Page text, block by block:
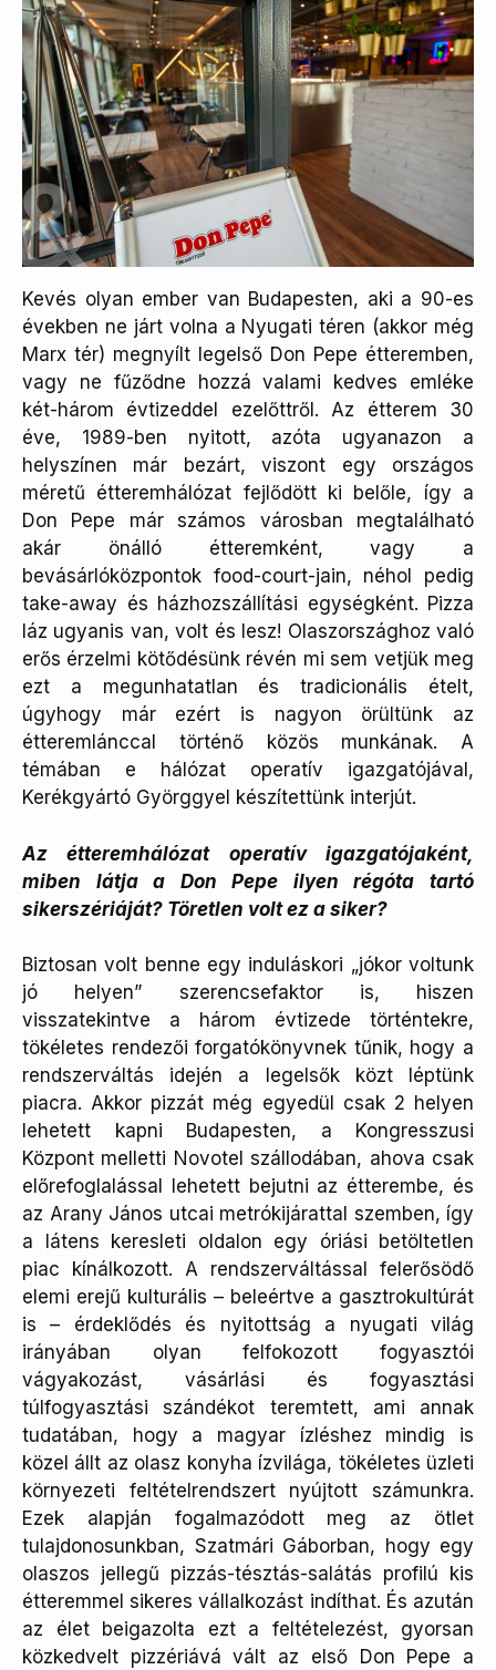
Kevés olyan ember van Budapesten, aki a 90-es
években ne járt volna a Nyugati téren (akkor még
Marx tér) megnyílt legelső Don Pepe étteremben,
vagy ne fűződne hozzá valami kedves emléke
két-három évtizeddel ezelőttről. Az étterem 30
éve, 1989-ben nyitott, azóta ugyanazon a
helyszínen már bezárt, viszont egy országos
méretű étteremhálózat fejlődött ki belőle, így a
Don Pepe már számos városban megtalálható
akár önálló étteremként, vagy a
bevásárlóközpontok food-court-jain, néhol pedig
take-away és házhozszállítási egységként. Pizza
láz ugyanis van, volt és lesz! Olaszországhoz való
erős érzelmi kötődésünk révén mi sem vetjük meg
ezt a megunhatatlan és tradicionális ételt,
úgyhogy már ezért is nagyon örültünk az
étteremlánccal történő közös munkának. A
témában e hálózat operatív igazgatójával,
Kerékgyártó Györggyel készítettünk interjút.
Az étteremhálózat operatív igazgatójaként,
miben látja a Don Pepe ilyen régóta tartó
sikerszériáját? Töretlen volt ez a siker?
Biztosan volt benne egy induláskori „jókor voltunk
jó helyen” szerencsefaktor is, hiszen
visszatekintve a három évtizede történtekre,
tökéletes rendezői forgatókönyvnek tűnik, hogy a
rendszerváltás idején a legelsők közt léptünk
piacra. Akkor pizzát még egyedül csak 2 helyen
lehetett kapni Budapesten, a Kongresszusi
Központ melletti Novotel szállodában, ahova csak
előrefoglalással lehetett bejutni az étterembe, és
az Arany János utcai metrókijárattal szemben, így
a látens keresleti oldalon egy óriási betöltetlen
piac kínálkozott. A rendszerváltással felerősödő
elemi erejű kulturális – beleértve a gasztrokultúrát
is – érdeklődés és nyitottság a nyugati világ
irányában olyan felfokozott fogyasztói
vágyakozást, vásárlási és fogyasztási
túlfogyasztási szándékot teremtett, ami annak
tudatában, hogy a magyar ízléshez mindig is
közel állt az olasz konyha ízvilága, tökéletes üzleti
környezeti feltételrendszert nyújtott számunkra.
Ezek alapján fogalmazódott meg az ötlet
tulajdonosunkban, Szatmári Gáborban, hogy egy
olaszos jellegű pizzás-tésztás-salátás profilú kis
étteremmel sikeres vállalkozást indíthat. És azután
az élet beigazolta ezt a feltételezést, gyorsan
közkedvelt pizzériává vált az első Don Pepe a